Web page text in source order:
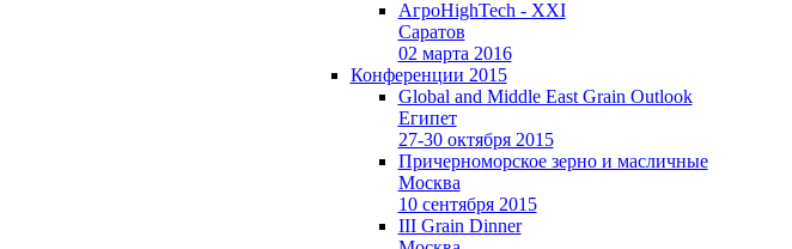
АгроHighTech - XXI
Саратов
02 марта 2016
Конференции 2015
Global and Middle East Grain Outlook
Египет
27-30 октября 2015
Причерноморское зерно и масличные
Москва
10 сентября 2015
III Grain Dinner